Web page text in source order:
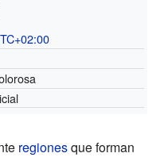
regionesque forman